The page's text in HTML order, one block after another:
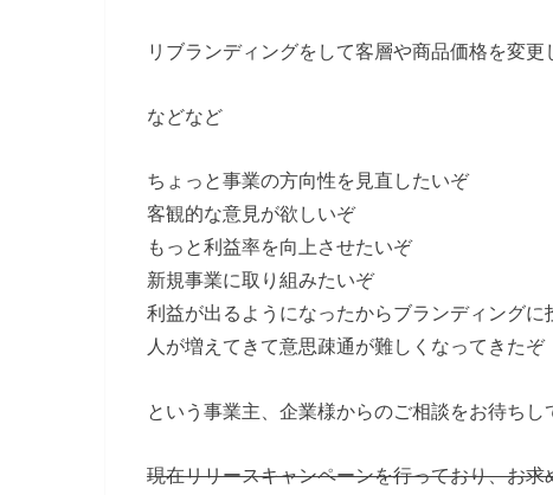
リブランディングをして客層や商品価格を変更
などなど
ちょっと事業の方向性を見直したいぞ
客観的な意見が欲しいぞ
もっと利益率を向上させたいぞ
新規事業に取り組みたいぞ
利益が出るようになったからブランディングに
人が増えてきて意思疎通が難しくなってきたぞ
という事業主、企業様からのご相談をお待ちし
現在リリースキャンペーンを行っており、お求